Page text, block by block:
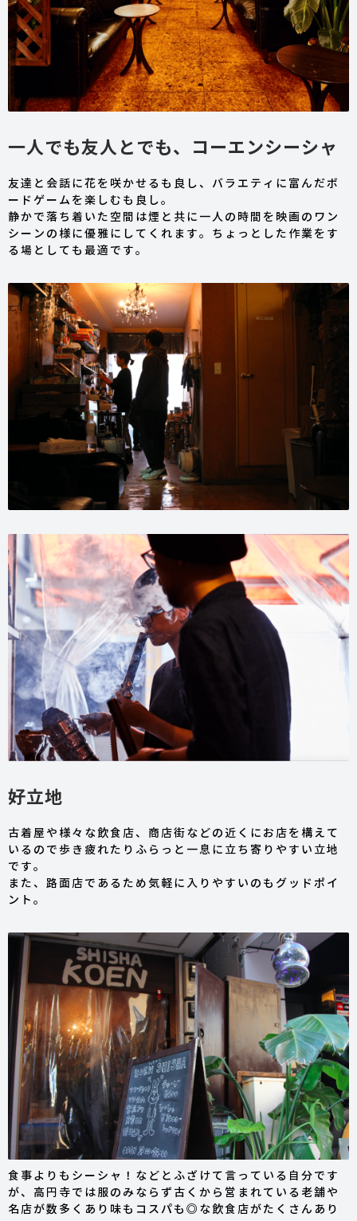
一人でも友人とでも、コーエンシーシャ
友達と会話に花を咲かせるも良し、バラエティに富んだボ
ードゲームを楽しむも良し。
静かで落ち着いた空間は煙と共に一人の時間を映画のワン
シーンの様に優雅にしてくれます。ちょっとした作業をす
る場としても最適です。
好立地
古着屋や様々な飲食店、商店街などの近くにお店を構えて
いるので歩き疲れたりふらっと一息に立ち寄りやすい立地
です。
また、路面店であるため気軽に入りやすいのもグッドポイ
ント。
食事よりもシーシャ！などとふざけて言っている自分です
が、高円寺では服のみならず古くから営まれている老舗や
名店が数多くあり味もコスパも◎な飲食店がたくさんあり